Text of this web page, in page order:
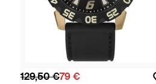
129,50 €79 €